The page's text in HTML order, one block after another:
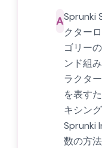
ASprunki
クター
ゴリー
ンド組
ラクタ
を表す
キシン
Sprunki
数の方